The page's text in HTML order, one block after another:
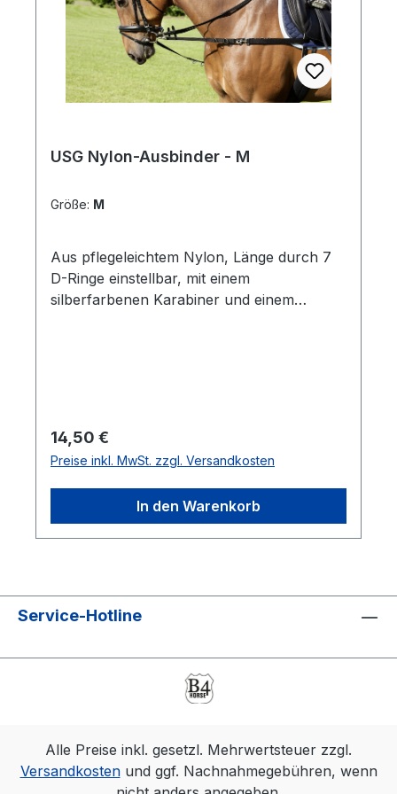
USG Nylon-Ausbinder - M
Größe: M
Aus pflegeleichtem Nylon, Länge durch 7
D-Ringe einstellbar, mit einem
silberfarbenen Karabiner und einem
Regulärer Preis:
14,50 €
Preise inkl. MwSt. zzgl. Versandkosten
In den Warenkorb
Service-Hotline
Alle Preise inkl. gesetzl. Mehrwertsteuer zzgl.
Versandkostenund ggf. Nachnahmegebühren, wenn